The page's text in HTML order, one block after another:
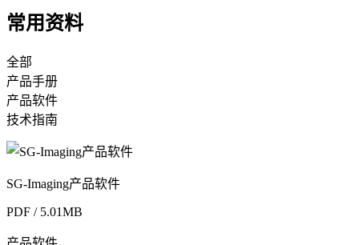
常用资料
全部
产品手册
产品软件
技术指南
SG-Imaging产品软件
PDF / 5.01MB